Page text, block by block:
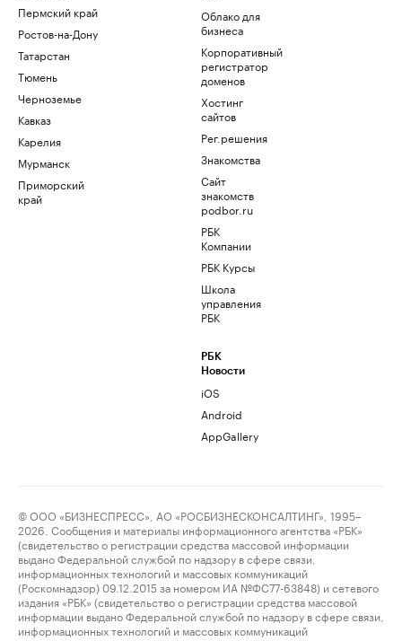
Пермский край
Ростов-на-Дону
Татарстан
Тюмень
Черноземье
Кавказ
Карелия
Мурманск
Приморский
край
Облако для
бизнеса
Корпоративный
регистратор
доменов
Хостинг
сайтов
Рег.решения
Знакомства
Сайт
знакомств
podbor.ru
РБК
Компании
РБК Курсы
Школа
управления
РБК
РБК
Новости
iOS
Android
AppGallery
© ООО «БИЗНЕСПРЕСС», АО «РОСБИЗНЕСКОНСАЛТИНГ», 1995–
2026. Сообщения и материалы информационного агентства «РБК»
(свидетельство о регистрации средства массовой информации
выдано Федеральной службой по надзору в сфере связи,
информационных технологий и массовых коммуникаций
(Роскомнадзор) 09.12.2015 за номером ИА №ФС77-63848) и сетевого
издания «РБК» (свидетельство о регистрации средства массовой
информации выдано Федеральной службой по надзору в сфере связи,
информационных технологий и массовых коммуникаций